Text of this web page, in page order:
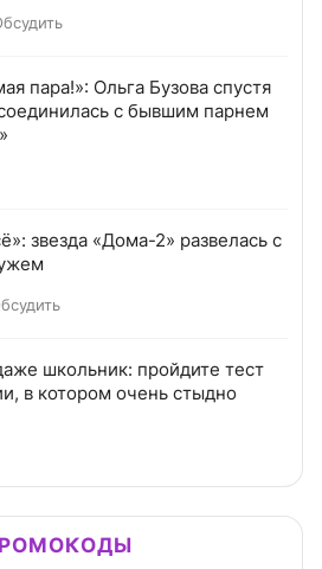
пара!»: Ольга Бузова спустя
с бывшим парнем
звезда «Дома-2» развелась с
школьник: пройдите тест
в котором очень стыдно